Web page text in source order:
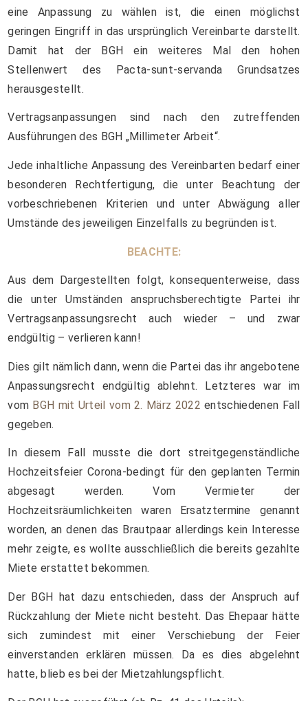
eine Anpassung zu wählen ist, die einen möglichst
geringen Eingriff in das ursprünglich Vereinbarte darstellt.
Damit hat der BGH ein weiteres Mal den hohen
Stellenwert des Pacta-sunt-servanda Grundsatzes
herausgestellt.
Vertragsanpassungen sind nach den zutreffenden
Ausführungen des BGH „Millimeter Arbeit“.
Jede inhaltliche Anpassung des Vereinbarten bedarf einer
besonderen Rechtfertigung, die unter Beachtung der
vorbeschriebenen Kriterien und unter Abwägung aller
Umstände des jeweiligen Einzelfalls zu begründen ist.
BEACHTE:
Aus dem Dargestellten folgt, konsequenterweise, dass
die unter Umständen anspruchsberechtigte Partei ihr
Vertragsanpassungsrecht auch wieder – und zwar
endgültig – verlieren kann!
Dies gilt nämlich dann, wenn die Partei das ihr angebotene
Anpassungsrecht endgültig ablehnt. Letzteres war im
vom BGH mit Urteil vom 2. März 2022entschiedenen Fall
gegeben.
In diesem Fall musste die dort streitgegenständliche
Hochzeitsfeier Corona-bedingt für den geplanten Termin
abgesagt werden. Vom Vermieter der
Hochzeitsräumlichkeiten waren Ersatztermine genannt
worden, an denen das Brautpaar allerdings kein Interesse
mehr zeigte, es wollte ausschließlich die bereits gezahlte
Miete erstattet bekommen.
Der BGH hat dazu entschieden, dass der Anspruch auf
Rückzahlung der Miete nicht besteht. Das Ehepaar hätte
sich zumindest mit einer Verschiebung der Feier
einverstanden erklären müssen. Da es dies abgelehnt
hatte, blieb es bei der Mietzahlungspflicht.